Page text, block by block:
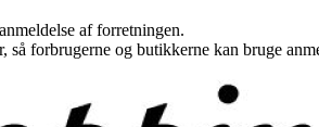
af forretningen.
så forbrugerne og butikkerne kan bruge